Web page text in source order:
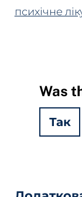
психічне
Was
Так